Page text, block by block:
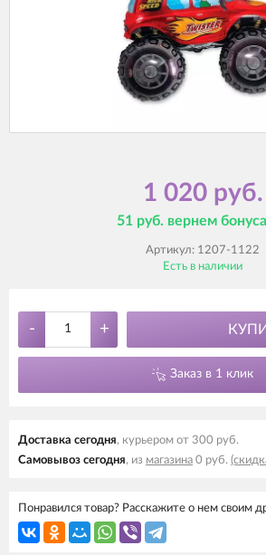
1 020 руб.
51 руб. вернем
Артикул: 1207-1122
Есть в наличии
- +
Заказ в 1 клик
Доставка cегодня, курьером от 300 руб.
Самовывоз cегодня, из магазина 0 руб.
Понравился товар? Расскажите о нем своим